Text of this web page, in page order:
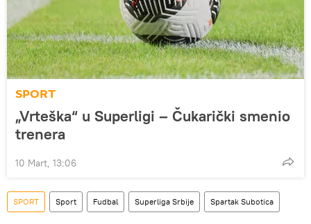
SPORT
„Vrteška“ u Superligi – Čukarički smenio
trenera
10 Mart, 13:06
SPORT Sport Fudbal Superliga Srbije Spartak Subotica